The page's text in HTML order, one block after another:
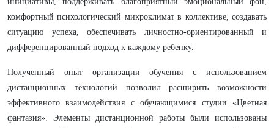
комфортный психологический микроклимат в коллективе, создавать
ситуацию успеха, обеспечивать личностно-ориентированный и
дифференцированный подход к каждому ребенку.
Полученный опыт организации обучения с использованием
дистанционных технологий позволил расширить возможности
эффективного взаимодействия с обучающимися студии «Цветная
фантазия». Элементы дистанционной работы были использованы